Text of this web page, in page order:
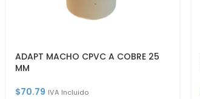
ADAPT MACHO CPVC A COBRE 25
MM
$70.79 IVA Incluido